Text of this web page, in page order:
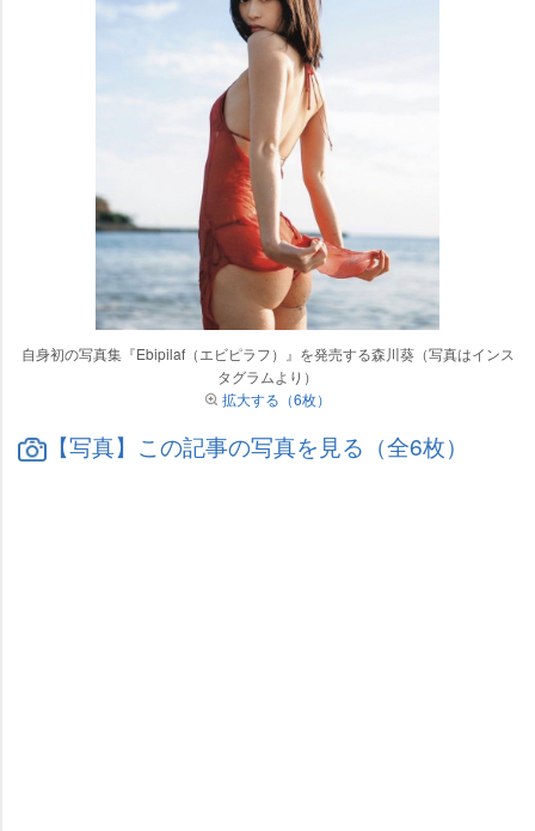
自身初の写真集『Ebipilaf（エビピラフ）』を発売する森川葵（写真はインス
タグラムより）
拡大する（6枚）
【写真】この記事の写真を見る（全6枚）